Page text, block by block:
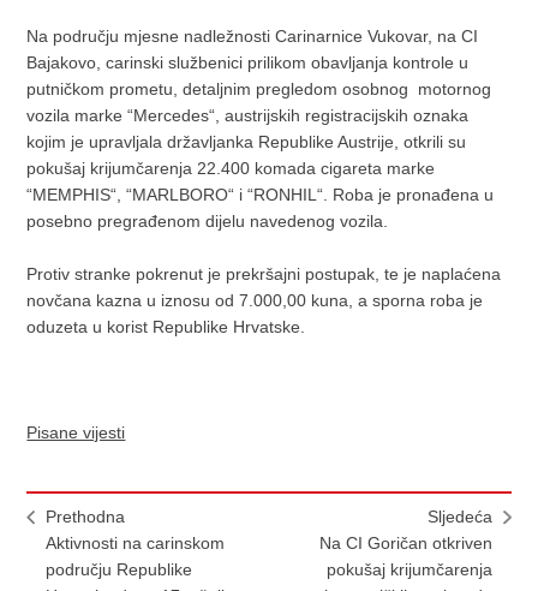
Na području mjesne nadležnosti Carinarnice Vukovar, na CI
Bajakovo, carinski službenici prilikom obavljanja kontrole u
putničkom prometu, detaljnim pregledom osobnog motornog
vozila marke “Mercedes“, austrijskih registracijskih oznaka
kojim je upravljala državljanka Republike Austrije, otkrili su
pokušaj krijumčarenja 22.400 komada cigareta marke
“MEMPHIS“, “MARLBORO“ i “RONHIL“. Roba je pronađena u
posebno pregrađenom dijelu navedenog vozila.
Protiv stranke pokrenut je prekršajni postupak, te je naplaćena
novčana kazna u iznosu od 7.000,00 kuna, a sporna roba je
oduzeta u korist Republike Hrvatske.
Pisane vijesti
Prethodna
Aktivnosti na carinskom
području Republike
Sljedeća
Na CI Goričan otkriven
pokušaj krijumčarenja